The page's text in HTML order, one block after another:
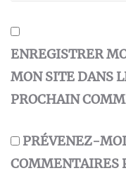
ENREGISTRER
MON SITE DANS
PROCHAIN
PRÉVENEZ-
COMMENTAIRES